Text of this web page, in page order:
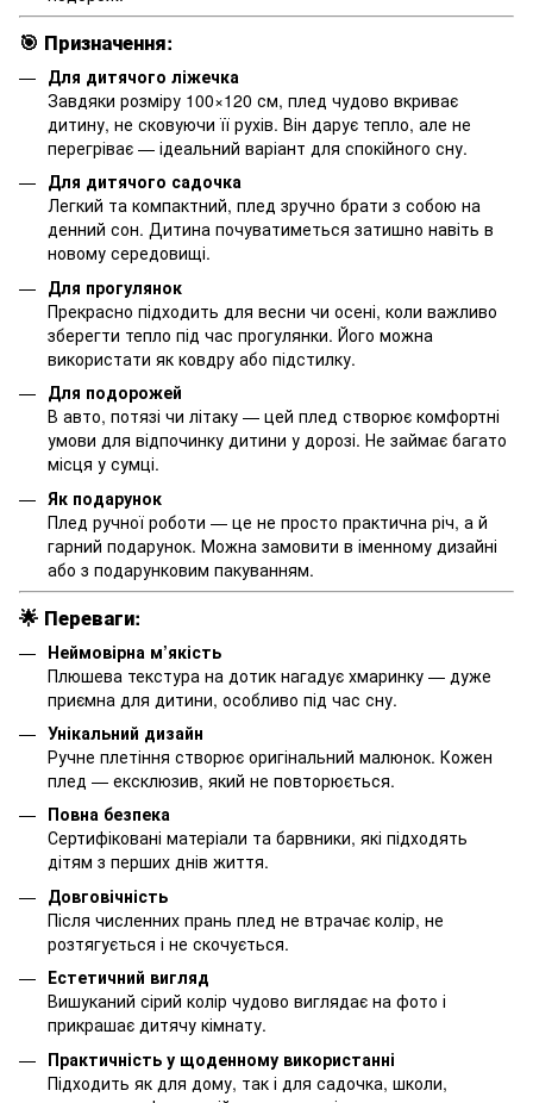
🎯 Призначення:
Для дитячого ліжечка
Завдяки розміру 100×120 см, плед чудово вкриває
дитину, не сковуючи її рухів. Він дарує тепло, але не
перегріває — ідеальний варіант для спокійного сну.
Для дитячого садочка
Легкий та компактний, плед зручно брати з собою на
денний сон. Дитина почуватиметься затишно навіть в
новому середовищі.
Для прогулянок
Прекрасно підходить для весни чи осені, коли важливо
зберегти тепло під час прогулянки. Його можна
використати як ковдру або підстилку.
Для подорожей
В авто, потязі чи літаку — цей плед створює комфортні
умови для відпочинку дитини у дорозі. Не займає багато
місця у сумці.
Як подарунок
Плед ручної роботи — це не просто практична річ, а й
гарний подарунок. Можна замовити в іменному дизайні
або з подарунковим пакуванням.
🌟 Переваги:
Неймовірна м’якість
Плюшева текстура на дотик нагадує хмаринку — дуже
приємна для дитини, особливо під час сну.
Унікальний дизайн
Ручне плетіння створює оригінальний малюнок. Кожен
плед — ексклюзив, який не повторюється.
Повна безпека
Сертифіковані матеріали та барвники, які підходять
дітям з перших днів життя.
Довговічність
Після численних прань плед не втрачає колір, не
розтягується і не скочується.
Естетичний вигляд
Вишуканий сірий колір чудово виглядає на фото і
прикрашає дитячу кімнату.
Практичність у щоденному використанні
Підходить як для дому, так і для садочка, школи,